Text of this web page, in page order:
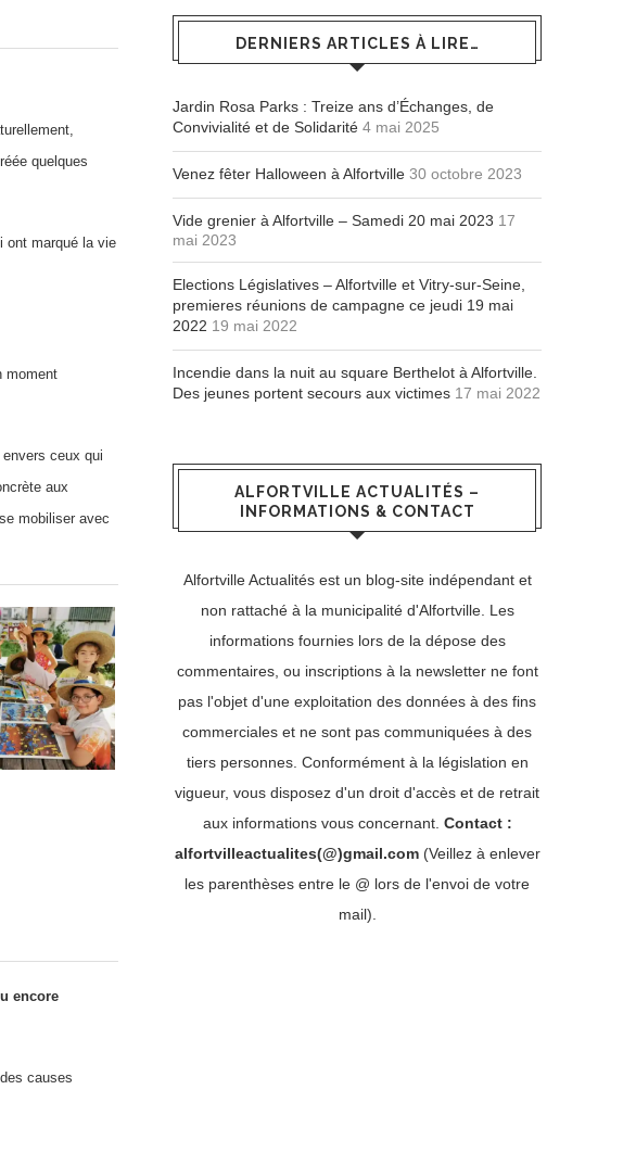
quelques
ont marqué la vie
moment
ceux qui
aux
mobiliser avec
encore
causes
DERNIERS ARTICLES À LIRE…
Jardin Rosa Parks : Treize ans d’Échanges, de
Convivialité et de Solidarité 4 mai 2025
Venez fêter Halloween à Alfortville 30 octobre 2023
Vide grenier à Alfortville – Samedi 20 mai 2023 17
mai 2023
Elections Législatives – Alfortville et Vitry-sur-Seine,
premieres réunions de campagne ce jeudi 19 mai
2022 19 mai 2022
Incendie dans la nuit au square Berthelot à Alfortville.
Des jeunes portent secours aux victimes 17 mai 2022
ALFORTVILLE ACTUALITÉS –
INFORMATIONS & CONTACT
Alfortville Actualités est un blog-site indépendant et
non rattaché à la municipalité d'Alfortville. Les
informations fournies lors de la dépose des
commentaires, ou inscriptions à la newsletter ne font
pas l'objet d'une exploitation des données à des fins
commerciales et ne sont pas communiquées à des
tiers personnes. Conformément à la législation en
vigueur, vous disposez d'un droit d'accès et de retrait
aux informations vous concernant. Contact :
alfortvilleactualites(@)gmail.com(Veillez à enlever
les parenthèses entre le @ lors de l'envoi de votre
mail).